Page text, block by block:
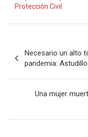
Protección Civil
de
entradas
Necesario un alto
pandemia: Astudillo
Una mujer